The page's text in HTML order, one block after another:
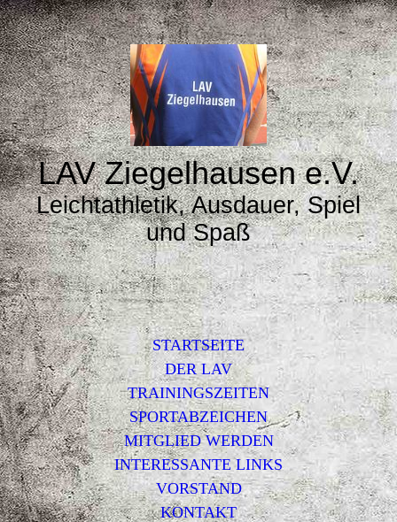
LAV Ziegelhausen e.V.
Leichtathletik, Ausdauer, Spiel
und Spaß
STARTSEITE
DER LAV
TRAININGSZEITEN
SPORTABZEICHEN
MITGLIED WERDEN
INTERESSANTE LINKS
VORSTAND
KONTAKT